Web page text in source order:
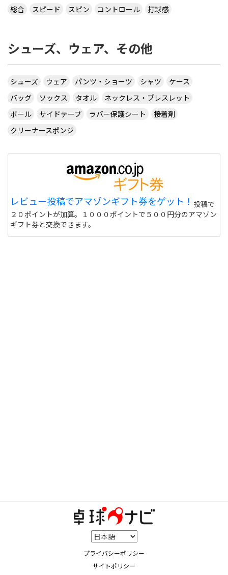
総合
スピード スピン コントロール 打球感
シューズ、ウェア、その他
シューズ ウェア パンツ・ショーツ シャツ
ケース
バッグ
ソックス タオル
ネックレス・ブレスレット
ボール
サイドテープ ラバー保護シート
接着剤
クリーナースポンジ
レビュー投稿でアマゾンギフト券をゲット！ 投稿で
２０ポイントが加算。１０００ポイントで５００円分のアマゾン
ギフト券と交換できます。
プライバシーポリシー
サイトポリシー